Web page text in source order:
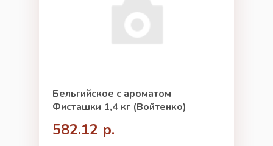
Бельгийское с ароматом
Фисташки 1,4 кг (Войтенко)
582.12 р.